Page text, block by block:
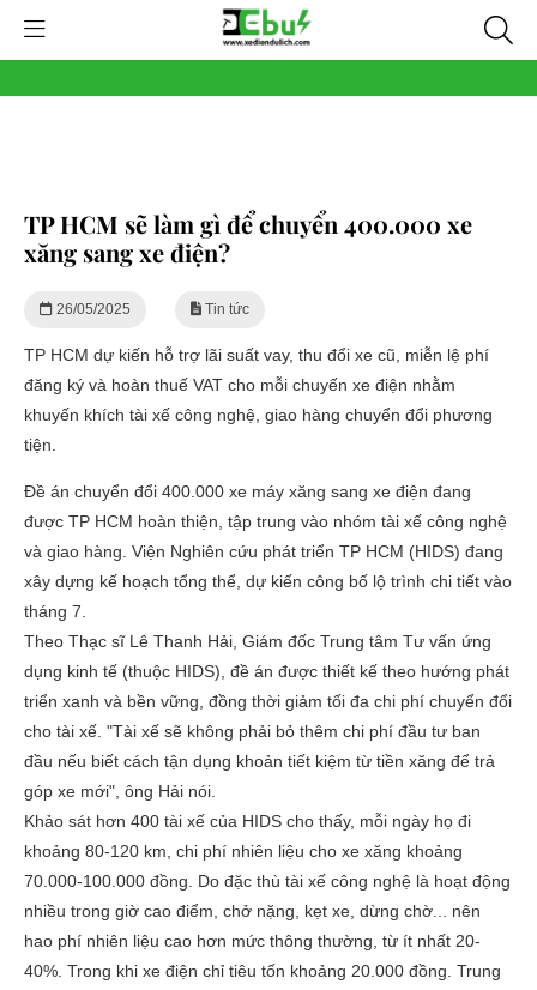
TP HCM sẽ làm gì để chuyển 400.000 xe
xăng sang xe điện?
26/05/2025 Tin tức
TP HCM dự kiến hỗ trợ lãi suất vay, thu đổi xe cũ, miễn lệ phí
đăng ký và hoàn thuế VAT cho mỗi chuyến xe điện nhằm
khuyến khích tài xế công nghệ, giao hàng chuyển đổi phương
tiện.
Đề án chuyển đổi 400.000 xe máy xăng sang xe điện đang
được TP HCM hoàn thiện, tập trung vào nhóm tài xế công nghệ
và giao hàng. Viện Nghiên cứu phát triển TP HCM (HIDS) đang
xây dựng kế hoạch tổng thể, dự kiến công bố lộ trình chi tiết vào
tháng 7.
Theo Thạc sĩ Lê Thanh Hải, Giám đốc Trung tâm Tư vấn ứng
dụng kinh tế (thuộc HIDS), đề án được thiết kế theo hướng phát
triển xanh và bền vững, đồng thời giảm tối đa chi phí chuyển đổi
cho tài xế. "Tài xế sẽ không phải bỏ thêm chi phí đầu tư ban
đầu nếu biết cách tận dụng khoản tiết kiệm từ tiền xăng để trả
góp xe mới", ông Hải nói.
Khảo sát hơn 400 tài xế của HIDS cho thấy, mỗi ngày họ đi
khoảng 80-120 km, chi phí nhiên liệu cho xe xăng khoảng
70.000-100.000 đồng. Do đặc thù tài xế công nghệ là hoạt động
nhiều trong giờ cao điểm, chở nặng, kẹt xe, dừng chờ... nên
hao phí nhiên liệu cao hơn mức thông thường, từ ít nhất 20-
40%. Trong khi xe điện chỉ tiêu tốn khoảng 20.000 đồng. Trung